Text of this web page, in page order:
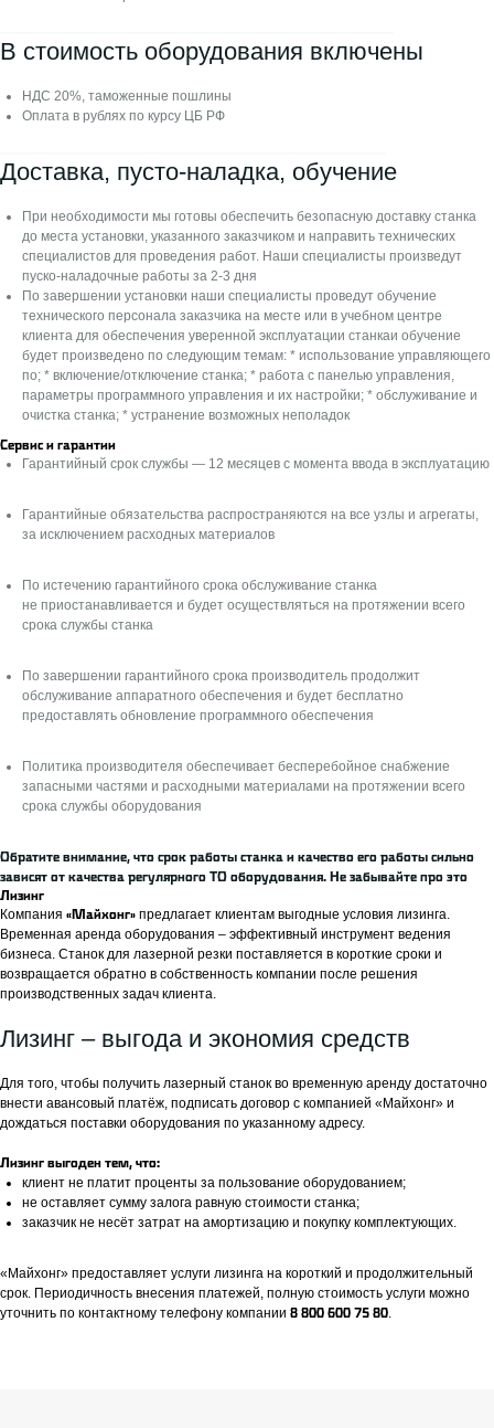
В стоимость оборудования включены
НДС 20%, таможенные пошлины
Оплата в рублях по курсу ЦБ РФ
Доставка, пусто-наладка, обучение
При необходимости мы готовы обеспечить безопасную доставку станка
до места установки, указанного заказчиком и направить технических
специалистов для проведения работ. Наши специалисты произведут
пуско-наладочные работы за 2-3 дня
По завершении установки наши специалисты проведут обучение
технического персонала заказчика на месте или в учебном центре
клиента для обеспечения уверенной эксплуатации станкаи обучение
будет произведено по следующим темам: * использование управляющего
по; * включение/отключение станка; * работа с панелью управления,
параметры программного управления и их настройки; * обслуживание и
очистка станка; * устранение возможных неполадок
Сервис и гарантии
Гарантийный срок службы — 12 месяцев с момента ввода в эксплуатацию
Гарантийные обязательства распространяются на все узлы и агрегаты,
за исключением расходных материалов
По истечению гарантийного срока обслуживание станка
не приостанавливается и будет осуществляться на протяжении всего
срока службы станка
По завершении гарантийного срока производитель продолжит
обслуживание аппаратного обеспечения и будет бесплатно
предоставлять обновление программного обеспечения
Политика производителя обеспечивает бесперебойное снабжение
запасными частями и расходными материалами на протяжении всего
срока службы оборудования
Обратите внимание, что срок работы станка и качество его работы сильно
зависят от качества регулярного ТО оборудования. Не забывайте про это
Лизинг
Компания «Майхонг» предлагает клиентам выгодные условия лизинга.
Временная аренда оборудования – эффективный инструмент ведения
бизнеса. Станок для лазерной резки поставляется в короткие сроки и
возвращается обратно в собственность компании после решения
производственных задач клиента.
Лизинг – выгода и экономия средств
Для того, чтобы получить лазерный станок во временную аренду достаточно
внести авансовый платёж, подписать договор с компанией «Майхонг» и
дождаться поставки оборудования по указанному адресу.
Лизинг выгоден тем, что:
клиент не платит проценты за пользование оборудованием;
не оставляет сумму залога равную стоимости станка;
заказчик не несёт затрат на амортизацию и покупку комплектующих.
«Майхонг» предоставляет услуги лизинга на короткий и продолжительный
срок. Периодичность внесения платежей, полную стоимость услуги можно
уточнить по контактному телефону компании 8 800 600 75 80.
Станки у клиентов
Контакты
ОБРАТНЫЙ ЗВОНОК
Блог
О нас
Мы в соцсетях:
Политика конфиденциальности
Пользовательское Соглашение
Согласие на обработку
персональных данных на сайте
Ⓒ 2024 “Майхонг-Трейдинг”. Все права защищены.